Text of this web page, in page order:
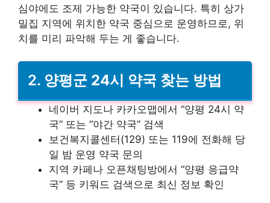
심야에도 조제 가능한 약국이 있습니다. 특히 상가
밀집 지역에 위치한 약국 중심으로 운영하므로, 위
치를 미리 파악해 두는 게 좋습니다.
2. 양평군 24시 약국 찾는 방법
네이버 지도나 카카오맵에서 “양평 24시 약
국” 또는 “야간 약국” 검색
보건복지콜센터(129) 또는 119에 전화해 당
일 밤 운영 약국 문의
지역 카페나 오픈채팅방에서 “양평 응급약
국” 등 키워드 검색으로 최신 정보 확인